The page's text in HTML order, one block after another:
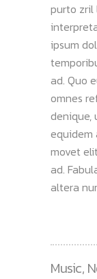
purto zril
ipsum
ad. Quo
omnes
denique,
equidem
movet
ad.
altera
Music,